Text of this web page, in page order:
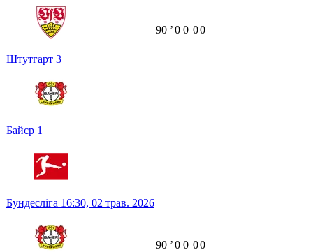
Штутгарт 3
Байєр 1
90 ʼ0 0 00
Бундесліга 16:30, 02 трав. 2026
90 ʼ0 0 00